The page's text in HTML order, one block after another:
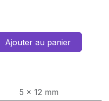
Ajouter au panier
5 x 12 mm